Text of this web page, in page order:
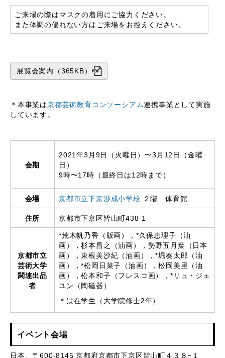
ご来場の際はマスクの着用にご協力ください。
また体調の優れない方はご来場をお控えください。
展覧会案内（365KB）
＊本事業は京都芸術教育コンソーシアム連携事業として実施
しています。
会期
2021年3月9日（火曜日）〜3月12日（金曜
日）
9時〜17時（最終日は12時まで）
会場 京都市立下京渉成小学校 ２階 体育館
住所 京都市下京区皆山町438-1
京都市立
芸術大学
関連出品
者
*荒木帆乃香（版画），*久保恵理子（油
画），杉本昌之（油画），勢野五月葉（日本
画），東根美沙紀（油画），*堀奏太郎（油
画），*松岡日菜子（油画），松岡美里（油
画），松本和子（フレスコ画），*リュ・ジェ
ユン（陶磁器）
＊は在学生（大学院修士2年）
イベント会場
日本、〒600-8145 京都府京都市下京区皆山町４３８−１